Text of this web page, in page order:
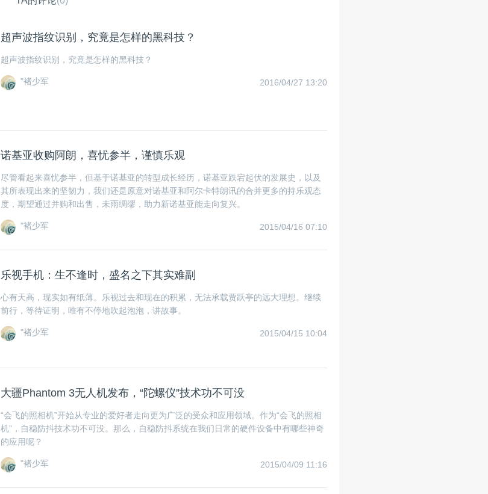
超声波指纹识别，究竟是怎样的黑科技？
超声波指纹识别，究竟是怎样的黑科技？
"褚少军 2016/04/27 13:20
诺基亚收购阿朗，喜忧参半，谨慎乐观
尽管看起来喜忧参半，但基于诺基亚的转型成长经历，诺基亚跌宕起伏的发展史，以及
其所表现出来的坚韧力，我们还是原意对诺基亚和阿尔卡特朗讯的合并更多的持乐观态
度，期望通过并购和出售，未雨绸缪，助力新诺基亚能走向复兴。
"褚少军 2015/04/16 07:10
乐视手机：生不逢时，盛名之下其实难副
心有天高，现实如有纸薄。乐视过去和现在的积累，无法承载贾跃亭的远大理想。继续
前行，等待证明，唯有不停地吹起泡泡，讲故事。
"褚少军 2015/04/15 10:04
大疆Phantom 3无人机发布，“陀螺仪”技术功不可没
“会飞的照相机”开始从专业的爱好者走向更为广泛的受众和应用领域。作为“会飞的照相
机”，自稳防抖技术功不可没。那么，自稳防抖系统在我们日常的硬件设备中有哪些神奇
的应用呢？
"褚少军 2015/04/09 11:16